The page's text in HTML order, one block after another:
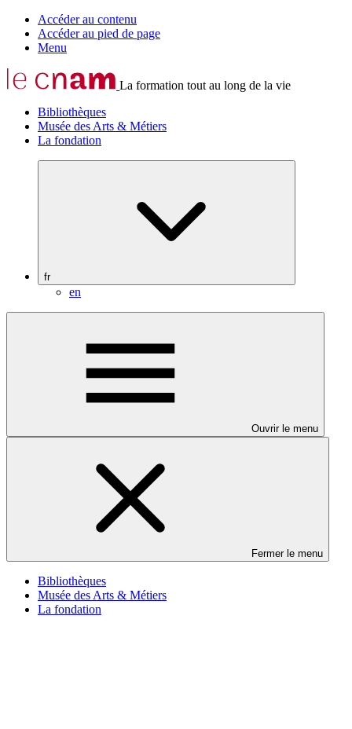
Accéder au contenu
Accéder au pied de page
Menu
La formation tout au long de la vie
Bibliothèques
Musée des Arts & Métiers
La fondation
fr
en
Ouvrir le menu
Fermer le menu
Bibliothèques
Musée des Arts & Métiers
La fondation